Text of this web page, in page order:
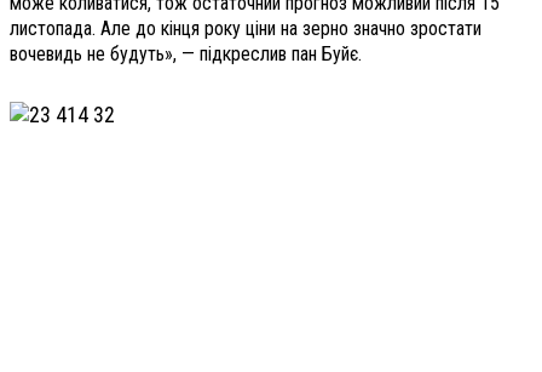
листопада. Але до кінця року ціни на зерно значно зростати
вочевидь не будуть», — підкреслив пан Буйє.